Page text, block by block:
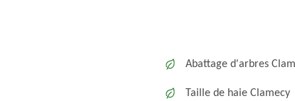
Abattage d'arbres
Taille de haie Clamecy